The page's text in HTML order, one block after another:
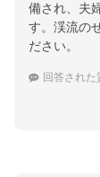
備され、夫
す。渓流の
ださい。
回答された